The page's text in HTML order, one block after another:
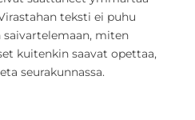
teksti ei puhu
miten
kuitenkin saavat opettaa,
seurakunnassa.